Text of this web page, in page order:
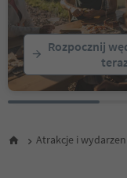
21
22
23
24
25
26
29
Rozpocznij
Atrakcje i